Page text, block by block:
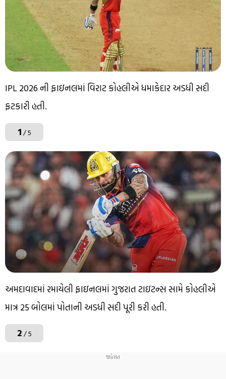
IPL 2026 ની ફાઇનલમાં વિરાટ કોહલીએ ધમાકેદાર અડધી સદી
ફટકારી હતી.
1/ 5
અમદાવાદમાં રમાયેલી ફાઇનલમાં ગુજરાત ટાઇટન્સ સામે કોહલીએ
માત્ર 25 બોલમાં પોતાની અડધી સદી પૂરી કરી હતી.
2/ 5